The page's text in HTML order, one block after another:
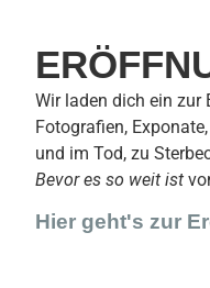
Wir laden dich ein zur
Fotografien,
und im Tod, zu
Bevor es so weit ist
Hier geht's zur